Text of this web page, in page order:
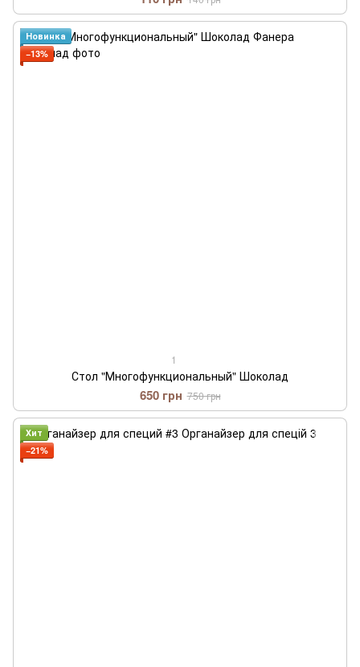
Новинка
−13%
1
Стол "Многофункциональный" Шоколад
650 грн 750 грн
Хит
−21%